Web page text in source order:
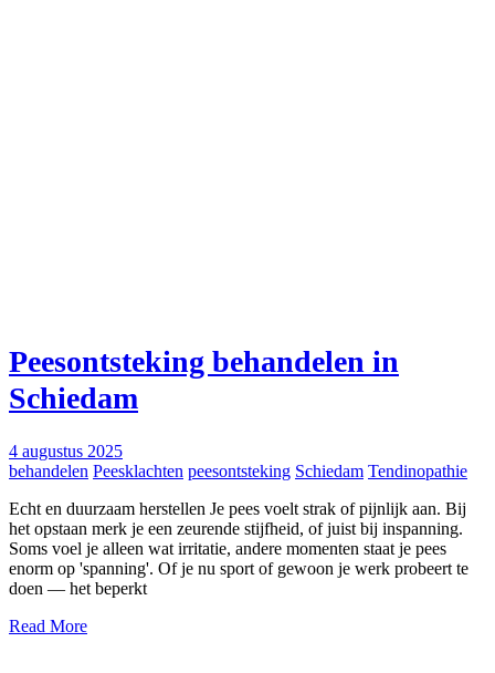
Peesontsteking behandelen in
Schiedam
4 augustus 2025
behandelen Peesklachten peesontsteking Schiedam Tendinopathie
Echt en duurzaam herstellen Je pees voelt strak of pijnlijk aan. Bij
het opstaan merk je een zeurende stijfheid, of juist bij inspanning.
Soms voel je alleen wat irritatie, andere momenten staat je pees
enorm op 'spanning'. Of je nu sport of gewoon je werk probeert te
doen — het beperkt
Read More